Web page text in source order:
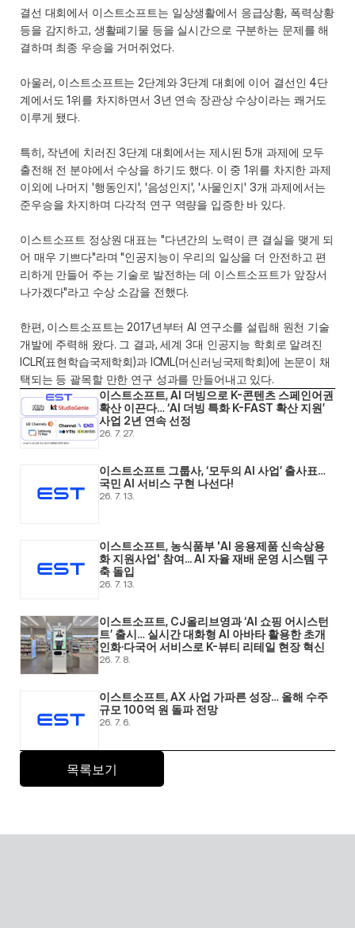
결선 대회에서 이스트소프트는 일상생활에서 응급상황, 폭력상황
등을 감지하고, 생활폐기물 등을 실시간으로 구분하는 문제를 해
결하며 최종 우승을 거머쥐었다.
아울러, 이스트소프트는 2단계와 3단계 대회에 이어 결선인 4단
계에서도 1위를 차지하면서 3년 연속 장관상 수상이라는 쾌거도
이루게 됐다.
특히, 작년에 치러진 3단계 대회에서는 제시된 5개 과제에 모두
출전해 전 분야에서 수상을 하기도 했다. 이 중 1위를 차지한 과제
이외에 나머지 '행동인지', '음성인지', '사물인지' 3개 과제에서는
준우승을 차지하며 다각적 연구 역량을 입증한 바 있다.
이스트소프트 정상원 대표는 "다년간의 노력이 큰 결실을 맺게 되
어 매우 기쁘다"라며 "인공지능이 우리의 일상을 더 안전하고 편
리하게 만들어 주는 기술로 발전하는 데 이스트소프트가 앞장서
나가겠다"라고 수상 소감을 전했다.
한편, 이스트소프트는 2017년부터 AI 연구소를 설립해 원천 기술
개발에 주력해 왔다. 그 결과, 세계 3대 인공지능 학회로 알려진
ICLR(표현학습국제학회)과 ICML(머신러닝국제학회)에 논문이 채
택되는 등 괄목할 만한 연구 성과를 만들어내고 있다.
이스트소프트, AI 더빙으로 K-콘텐츠 스페인어권
확산 이끈다… ‘AI 더빙 특화 K-FAST 확산 지원’
사업 2년 연속 선정
26. 7. 27.
이스트소프트 그룹사, ‘모두의 AI 사업’ 출사표…
국민 AI 서비스 구현 나선다!
26. 7. 13.
이스트소프트, 농식품부 'AI 응용제품 신속상용
화 지원사업' 참여... AI 자율 재배 운영 시스템 구
축 돌입
26. 7. 13.
이스트소프트, CJ올리브영과 ‘AI 쇼핑 어시스턴
트’ 출시… 실시간 대화형 AI 아바타 활용한 초개
인화·다국어 서비스로 K-뷰티 리테일 현장 혁신
26. 7. 8.
이스트소프트, AX 사업 가파른 성장… 올해 수주
규모 100억 원 돌파 전망
26. 7. 6.
목록보기